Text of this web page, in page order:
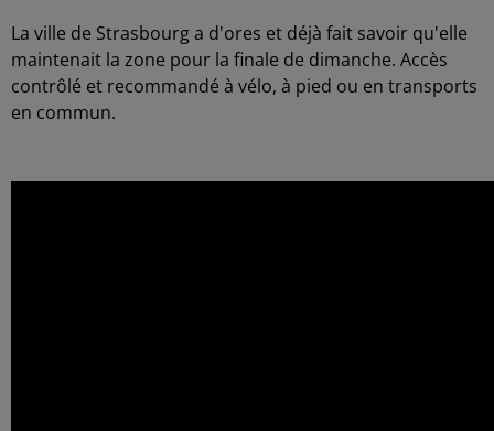
La ville de Strasbourg a d'ores et déjà fait savoir qu'elle
maintenait la zone pour la finale de dimanche. Accès
contrôlé et recommandé à vélo, à pied ou en transports
en commun.